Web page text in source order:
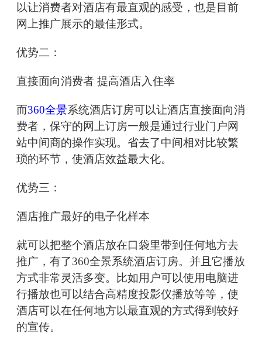
以让消费者对酒店有最直观的感受，也是目前
网上推广展示的最佳形式。
优势二：
直接面向消费者 提高酒店入住率
而360全景系统酒店订房可以让酒店直接面向消
费者，保守的网上订房一般是通过行业门户网
站中间商的操作实现。省去了中间相对比较繁
琐的环节，使酒店效益最大化。
优势三：
酒店推广最好的电子化样本
就可以把整个酒店放在口袋里带到任何地方去
推广，有了360全景系统酒店订房。并且它播放
方式非常灵活多变。比如用户可以使用电脑进
行播放也可以结合高精度投影仪播放等等，使
酒店可以在任何地方以最直观的方式得到较好
的宣传。